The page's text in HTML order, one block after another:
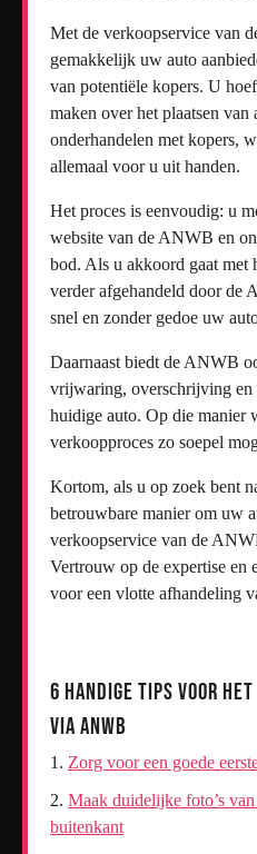
Met de verkoopservice van
gemakkelijk uw auto
van potentiële kopers. U
maken over het plaatsen van
onderhandelen met kopers,
allemaal voor u uit handen.
Het proces is eenvoudig: u
website van de ANWB en
bod. Als u akkoord gaat met
verder afgehandeld door de
snel en zonder gedoe uw
Daarnaast biedt de ANWB
vrijwaring, overschrijving
huidige auto. Op die manier
verkoopproces zo soepel
Kortom, als u op zoek bent
betrouwbare manier om uw
verkoopservice van de
Vertrouw op de expertise
voor een vlotte afhandeling
6 Handige Tips voor
via ANWB
Zorg voor een goede
Maak duidelijke foto’s
buitenkant